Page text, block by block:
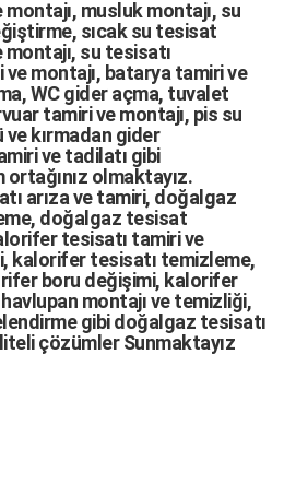
montajı, musluk montajı, su
sıcak su tesisat
montajı, su tesisatı
vemontajı, batarya tamirive
,WC gider açma, tuvalet
tamirive montajı, pis su
kırmadan gider
vetadilatı gibi
ortağınız olmaktayız.
arızave tamiri, doğalgaz
doğalgaz tesisat
tesisatı tamiri ve
kalorifer tesisatı temizleme,
boru değişimi, kalorifer
montajı ve temizliği,
gibi d oğalgaz tesisatı
çözümler Sunmaktayız